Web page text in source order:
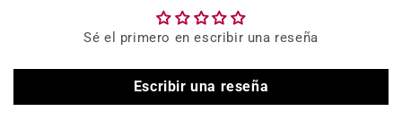
Sé el primero en escribir una reseña
Escribir una reseña